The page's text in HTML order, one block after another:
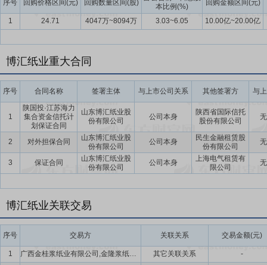
纸板项目。其中公司控股股东博汇集团认购数量不低于本次非公开发
要点20：获金光纸业全资子公司宁波亚洲首次举牌
2019年6月21日
市公司股份达到66,842,226股,占上市公司总股本5.000%。宁波亚洲
况继续增持上市公司股份的可能。
要点21：第一期员工持股计划股票出售完毕
2020年2月11日公告,截
股本的3.58%。
序号 回购价格区间(元) 回购数量区间(股)
本比例(%)
回购金额区间(元)
1 24.71 4047万~8094万 3.03~6.05 10.00亿~20.00亿
博汇纸业重大合同
序号 合同名称 签署主体 与上市公司关系 其他签署方 与
1
陕国投·江苏海力
集合资金信托计
划保证合同
山东博汇纸业股
份有限公司
公司本身
陕西省国际信托
股份有限公司
2 对外担保合同
山东博汇纸业股
份有限公司
公司本身
民生金融租赁股
份有限公司
3 保证合同
山东博汇纸业股
份有限公司
公司本身
上海电气租赁有
限公司
博汇纸业关联交易
序号 交易方 关联关系 交易金额(元)
1 广西金桂浆纸业有限公司,金隆浆纸业(江苏)有限公司 其它关联关系
-